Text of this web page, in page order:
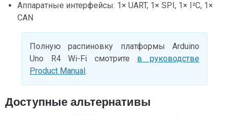
Аппаратные интерфейсы: 1× UART, 1× SPI, 1× I²C, 1×
CAN
Полную распиновку платформы Arduino
Uno R4 Wi-Fi смотрите в руководстве
Product Manual.
Доступные альтернативы